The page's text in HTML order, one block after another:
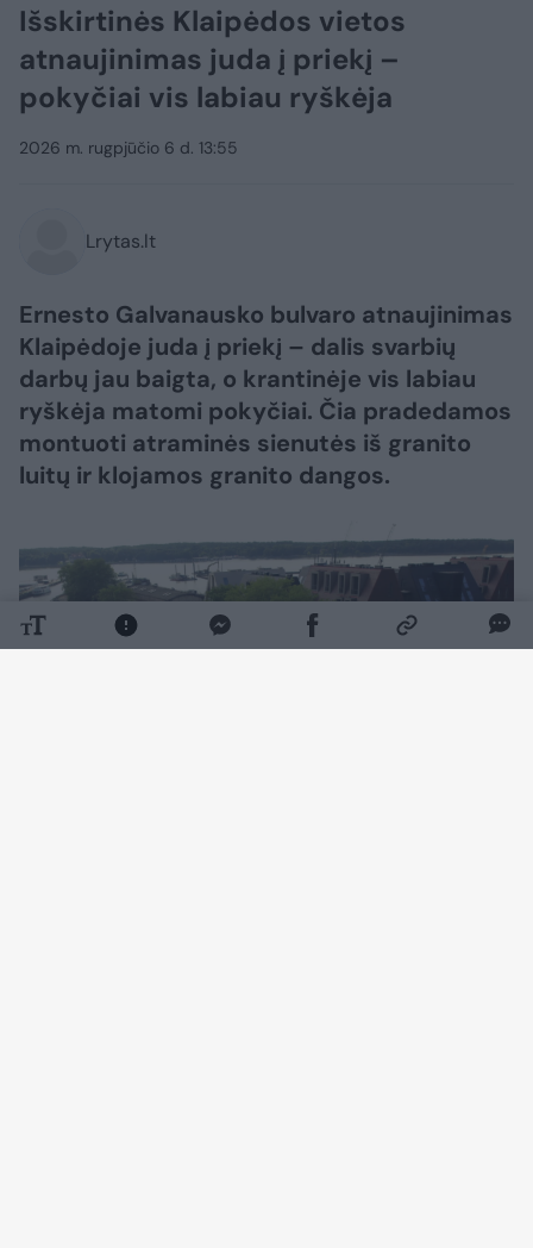
Išskirtinės Klaipėdos vietos
atnaujinimas juda į priekį –
pokyčiai vis labiau ryškėja
2026 m. rugpjūčio 6 d. 13:55
Lrytas.lt
Ernesto Galvanausko bulvaro atnaujinimas
Klaipėdoje juda į priekį – dalis svarbių
darbų jau baigta, o krantinėje vis labiau
ryškėja matomi pokyčiai. Čia pradedamos
montuoti atraminės sienutės iš granito
luitų ir klojamos granito dangos.